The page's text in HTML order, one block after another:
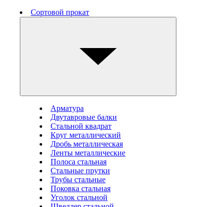
Сортовой прокат
Арматура
Двутавровые балки
Стальной квадрат
Круг металлический
Дробь металлическая
Ленты металлические
Полоса стальная
Стальные прутки
Трубы стальные
Поковка стальная
Уголок стальной